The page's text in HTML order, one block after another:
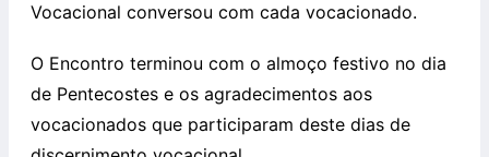
Vocacional conversou com cada vocacionado.
O Encontro terminou com o almoço festivo no dia
de Pentecostes e os agradecimentos aos
vocacionados que participaram deste dias de